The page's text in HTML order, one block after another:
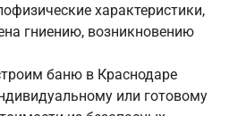
характеристики,
гниению, возникновению
баню в Краснодаре
или готовому